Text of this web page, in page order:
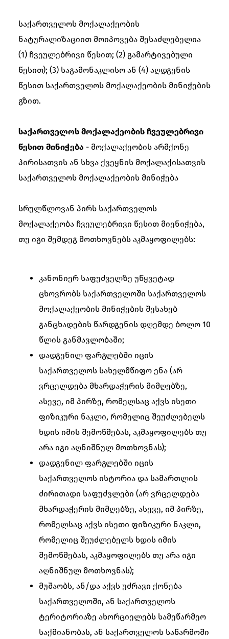
საქართველოს მოქალაქეობის
ნატურალიზაციით მოიპოვება შესაძლებელია
(1) ჩვეულებრივი წესით; (2) გამარტივებული
წესით); (3) საგამონაკლისო ან (4) აღდგენის
წესით საქართველოს მოქალაქეობის მინიჭების
გზით.
საქართველოს მოქალაქეობის ჩვეულებრივი
წესით მინიჭება - მოქალაქეობის არმქონე
პირისათვის ან სხვა ქვეყნის მოქალაქისათვის
საქართველოს მოქალაქეობის მინიჭება
სრულწლოვან პირს საქართველოს
მოქალაქეობა ჩვეულებრივი წესით მიენიჭება,
თუ იგი შემდეგ მოთხოვნებს აკმაყოფილებს:
კანონიერ საფუძველზე უწყვეტად
ცხოვრობს საქართველოში საქართველოს
მოქალაქეობის მინიჭების შესახებ
განცხადების წარდგენის დღემდე ბოლო 10
წლის განმავლობაში;
დადგენილ ფარგლებში იცის
საქართველოს სახელმწიფო ენა (არ
ვრცელდება მხარდაჭერის მიმღებზე,
ასევე, იმ პირზე, რომელსაც აქვს ისეთი
ფიზიკური ნაკლი, რომელიც შეუძლებელს
ხდის იმის შემოწმებას, აკმაყოფილებს თუ
არა იგი აღნიშნულ მოთხოვნას);
დადგენილ ფარგლებში იცის
საქართველოს ისტორია და სამართლის
ძირითადი საფუძვლები (არ ვრცელდება
მხარდაჭერის მიმღებზე, ასევე, იმ პირზე,
რომელსაც აქვს ისეთი ფიზიკური ნაკლი,
რომელიც შეუძლებელს ხდის იმის
შემოწმებას, აკმაყოფილებს თუ არა იგი
აღნიშნულ მოთხოვნას);
მუშაობს, ან/და აქვს უძრავი ქონება
საქართველოში, ან საქართველოს
ტერიტორიაზე ახორციელებს სამეწარმეო
საქმიანობას, ან საქართველოს საწარმოში